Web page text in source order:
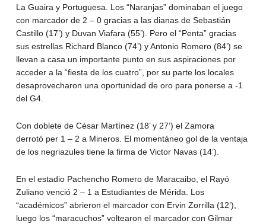
La Guaira y Portuguesa. Los “Naranjas” dominaban el juego
con marcador de 2 – 0 gracias a las dianas de Sebastián
Castillo (17’) y Duvan Viafara (55’). Pero el “Penta” gracias
sus estrellas Richard Blanco (74’) y Antonio Romero (84’) se
llevan a casa un importante punto en sus aspiraciones por
acceder a la “fiesta de los cuatro”, por su parte los locales
desaprovecharon una oportunidad de oro para ponerse a -1
del G4.
Con doblete de César Martínez (18’ y 27’) el Zamora
derrotó per 1 – 2 a Mineros. El momentáneo gol de la ventaja
de los negriazules tiene la firma de Victor Navas (14’).
En el estadio Pachencho Romero de Maracaibo, el Rayó
Zuliano venció 2 – 1 a Estudiantes de Mérida. Los
“académicos” abrieron el marcador con Ervin Zorrilla (12’),
luego los “maracuchos” voltearon el marcador con Gilmar